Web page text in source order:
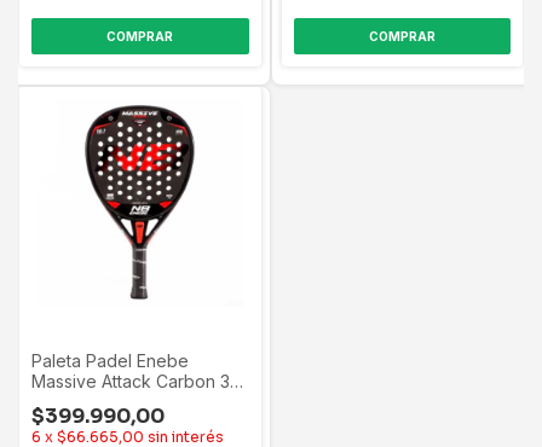
Paleta Padel Enebe
Massive Attack Carbon 3k
$399.990,00
6 x $66.665,00 sin interés